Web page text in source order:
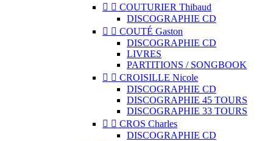
  COUTURIER Thibaud
DISCOGRAPHIE CD
  COUTÉ Gaston
DISCOGRAPHIE CD
LIVRES
PARTITIONS / SONGBOOK
  CROISILLE Nicole
DISCOGRAPHIE CD
DISCOGRAPHIE 45 TOURS
DISCOGRAPHIE 33 TOURS
  CROS Charles
DISCOGRAPHIE CD